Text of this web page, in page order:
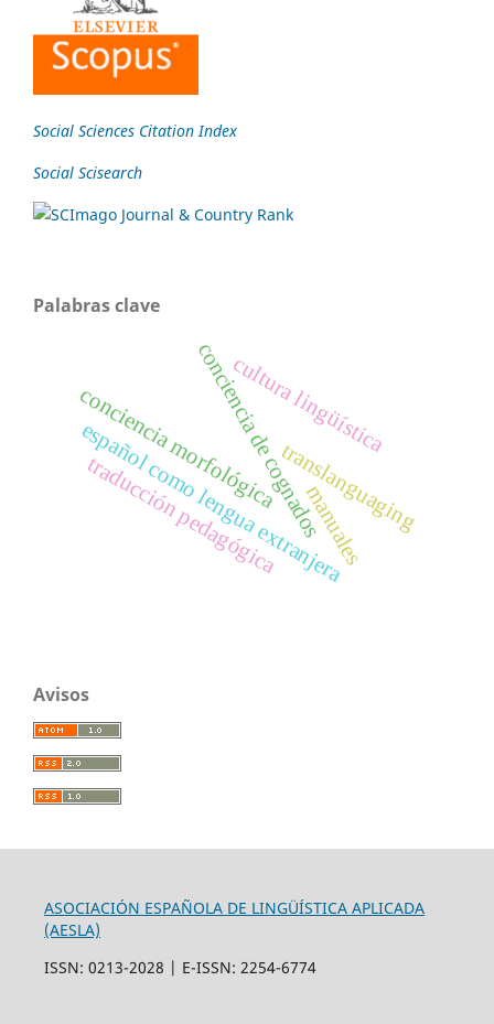
Social Sciences Citation Index
Social Scisearch
Palabras clave
español como lengua extranjera
conciencia de cognados
cultura lingüística
conciencia morfológica
traducción pedagógicatranslanguaging
manuales
Avisos
ASOCIACIÓN ESPAÑOLA DE LINGÜÍSTICA APLICADA
(AESLA)
ISSN: 0213-2028 | E-ISSN: 2254-6774